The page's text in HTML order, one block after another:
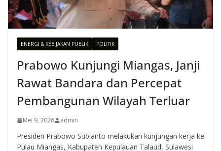
ENERGI & KEBIJAKAN PUBLIK POLITIK
Prabowo Kunjungi Miangas, Janji
Rawat Bandara dan Percepat
Pembangunan Wilayah Terluar
Mei 9, 2026 admin
Presiden Prabowo Subianto melakukan kunjungan kerja ke
Pulau Miangas, Kabupaten Kepulauan Talaud, Sulawesi